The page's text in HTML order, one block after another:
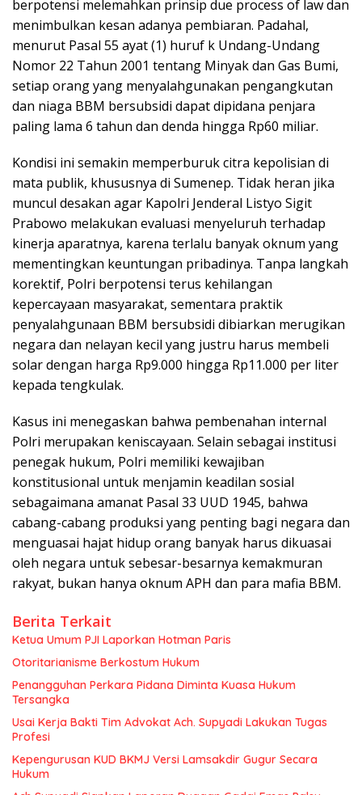
berpotensi melemahkan prinsip due process of law dan
menimbulkan kesan adanya pembiaran. Padahal,
menurut Pasal 55 ayat (1) huruf k Undang-Undang
Nomor 22 Tahun 2001 tentang Minyak dan Gas Bumi,
setiap orang yang menyalahgunakan pengangkutan
dan niaga BBM bersubsidi dapat dipidana penjara
paling lama 6 tahun dan denda hingga Rp60 miliar.
Kondisi ini semakin memperburuk citra kepolisian di
mata publik, khususnya di Sumenep. Tidak heran jika
muncul desakan agar Kapolri Jenderal Listyo Sigit
Prabowo melakukan evaluasi menyeluruh terhadap
kinerja aparatnya, karena terlalu banyak oknum yang
mementingkan keuntungan pribadinya. Tanpa langkah
korektif, Polri berpotensi terus kehilangan
kepercayaan masyarakat, sementara praktik
penyalahgunaan BBM bersubsidi dibiarkan merugikan
negara dan nelayan kecil yang justru harus membeli
solar dengan harga Rp9.000 hingga Rp11.000 per liter
kepada tengkulak.
Kasus ini menegaskan bahwa pembenahan internal
Polri merupakan keniscayaan. Selain sebagai institusi
penegak hukum, Polri memiliki kewajiban
konstitusional untuk menjamin keadilan sosial
sebagaimana amanat Pasal 33 UUD 1945, bahwa
cabang-cabang produksi yang penting bagi negara dan
menguasai hajat hidup orang banyak harus dikuasai
oleh negara untuk sebesar-besarnya kemakmuran
rakyat, bukan hanya oknum APH dan para mafia BBM.
Berita Terkait
Ketua Umum PJI Laporkan Hotman Paris
Otoritarianisme Berkostum Hukum
Penangguhan Perkara Pidana Diminta Kuasa Hukum
Tersangka
Usai Kerja Bakti Tim Advokat Ach. Supyadi Lakukan Tugas
Profesi
Kepengurusan KUD BKMJ Versi Lamsakdir Gugur Secara
Hukum